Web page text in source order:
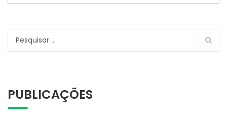
Pesquisar
PUBLICAÇÕES